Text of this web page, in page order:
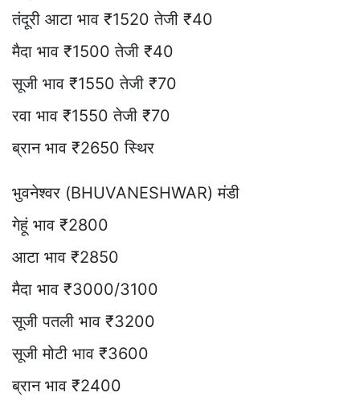
तंदूरी आटा भाव ₹1520 तेजी ₹40
मैदा भाव ₹1500 तेजी ₹40
सूजी भाव ₹1550 तेजी ₹70
रवा भाव ₹1550 तेजी ₹70
ब्रान भाव ₹2650 स्थिर
भुवनेश्वर (BHUVANESHWAR) मंडी
गेहूं भाव ₹2800
आटा भाव ₹2850
मैदा भाव ₹3000/3100
सूजी पतली भाव ₹3200
सूजी मोटी भाव ₹3600
ब्रान भाव ₹2400